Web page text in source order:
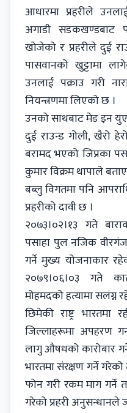
आधारमा प्रहरीले
अगाडी सडकखण्डबाट
खोजेको र प्रहरीले दुई
पासवानको खुट्टामा
उनलाई पक्राउ गरी
नियन्त्रणमा लिएको छ ।
उनको साथबाट मेड इन
दुई राउन्ड गोली, खैरो
बरामद भएको जिप्रका
कुमार विक्रम थापाले
बब्लु विगतमा पनि
प्रहरीको दावी छ ।
२०७३।०२।१३ गते
पसाहा पुल नजिक
गर्ने मुख्य योजनाकार
२०७९।०६।०३ गते
मोहमदको हत्यामा सलंग्न
छिमेकी राष्ट्र भारतमा
जिल्लाहरूमा अपहरण
लागु औषधको कारोबार
भारतमा संरक्षण गर्ने
फोन गरी रकम माग गर्ने
गरेको प्रहरी अनुसन्धानले